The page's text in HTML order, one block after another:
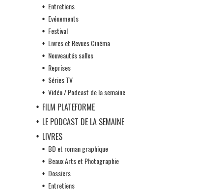
Entretiens
Evénements
Festival
Livres et Revues Cinéma
Nouveautés salles
Reprises
Séries TV
Vidéo / Podcast de la semaine
FILM PLATEFORME
LE PODCAST DE LA SEMAINE
LIVRES
BD et roman graphique
Beaux Arts et Photographie
Dossiers
Entretiens